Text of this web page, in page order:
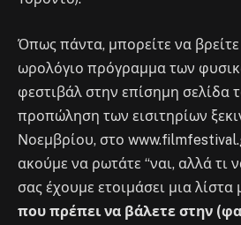
Όπως πάντα, μπορείτε να
ωρολόγιο πρόγραμμα των
φεστιβάλ στην επίσημη σελίδα
προπώληση των εισιτηρίων
Νοεμβρίου, στο
ακούμε να ρωτάτε “ναι, αλλά τι
σας έχουμε ετοιμάσει μια λίστα
που πρέπει να βάλετε στην